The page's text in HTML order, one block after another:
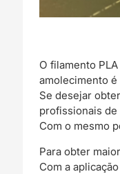
O filamento
amolecimento é
Se desejar
profissionais
Com o mesmo
Para obter
Com a